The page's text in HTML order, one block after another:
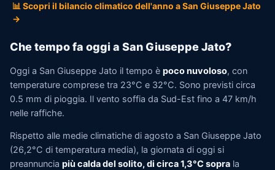
📊 Scopri il bilancio climatico dell'anno a San Giuseppe Jato
→
Che tempo fa oggi a San Giuseppe Jato?
Oggi a San Giuseppe Jato il tempo è poco nuvoloso, con
temperature comprese tra 23°C e 32°C. Sono previsti circa
0.5 mm di pioggia. Il vento soffia da Sud-Est fino a 47 km/h
nelle raffiche.
Rispetto alle medie climatiche di agosto a San Giuseppe Jato
(26,2°C di temperatura media), la giornata di oggi si
preannuncia più calda del solito, di circa 1,3°C sopra la